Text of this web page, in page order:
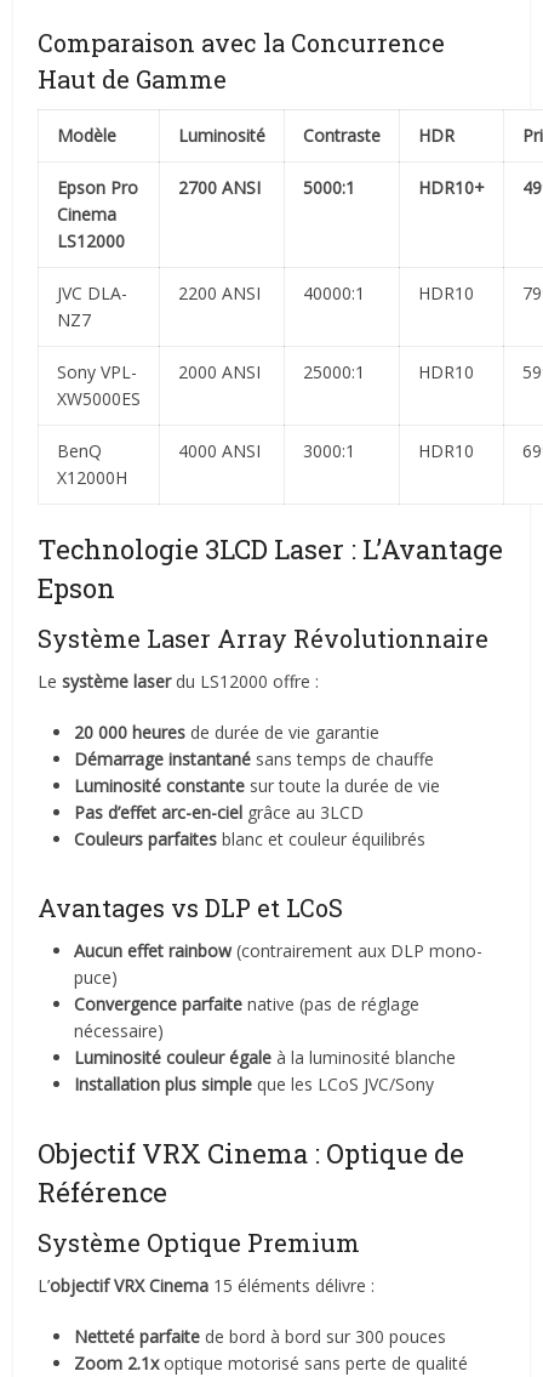
Comparaison avec la Concurrence
Haut de Gamme
Modèle Luminosité Contraste HDR
Epson Pro
Cinema
LS12000
2700 ANSI 5000:1 HDR10+
JVC DLA-
NZ7
2200 ANSI 40000:1 HDR10
Sony VPL-
XW5000ES
2000 ANSI 25000:1 HDR10
BenQ
X12000H
4000 ANSI 3000:1 HDR10
Technologie 3LCD Laser : L’Avantage
Epson
Système Laser Array Révolutionnaire
Lesystème laserdu LS12000 offre :
20 000 heures de durée de vie garantie
Démarrage instantané sans temps de chauffe
Luminosité constante sur toute la durée de vie
Pas d’effet arc-en-ciel grâce au 3LCD
Couleurs parfaites blanc et couleur équilibrés
Avantages vs DLP et LCoS
Aucun effet rainbow(contrairement aux DLP mono-
puce)
Convergence parfaite native (pas de réglage
nécessaire)
Luminosité couleur égale à la luminosité blanche
Installation plus simple que les LCoS JVC/Sony
Objectif VRX Cinema : Optique de
Référence
Système Optique Premium
L’objectif VRX Cinema 15 éléments délivre :
Netteté parfaite de bord à bord sur 300 pouces
Zoom 2.1xoptique motorisé sans perte de qualité